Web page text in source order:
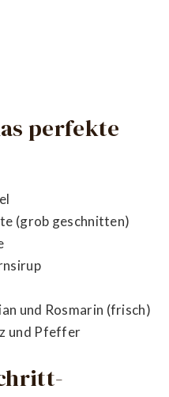
perfekte
(grob geschnitten)
und Rosmarin (frisch)
und Pfeffer